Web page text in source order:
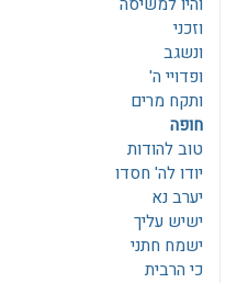
וזכני
ונשגב
ופדויי ה'
ותקח מרים
חופה
טוב להודות
יודו לה' חסדו
יערב נא
ישיש עליך
ישמח חתני
כי הרבית